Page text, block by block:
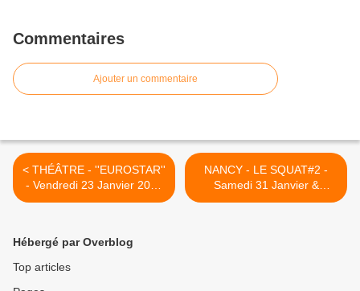
Commentaires
Ajouter un commentaire
< THÉÂTRE - ''EUROSTAR''
- Vendredi 23 Janvier 2015
- 20h00
NANCY - LE SQUAT#2 -
Samedi 31 Janvier &
Dimanche 2 Février 2015 >
Hébergé par Overblog
Top articles